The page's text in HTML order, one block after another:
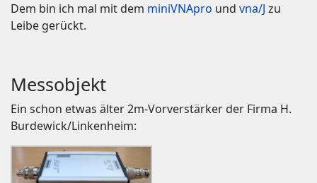
Dem bin ich mal mit dem miniVNApro und vna/J zu
Leibe gerückt.
Messobjekt
Ein schon etwas älter 2m-Vorverstärker der Firma H.
Burdewick/Linkenheim: